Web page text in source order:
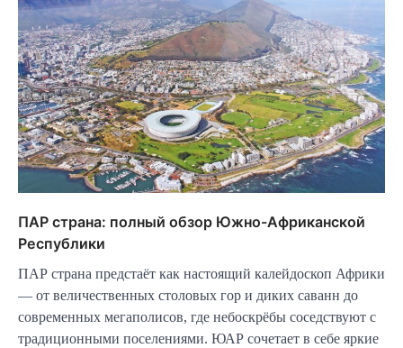
ПАР страна: полный обзор Южно-Африканской
Республики
ПАР страна предстаёт как настоящий калейдоскоп Африки
— от величественных столовых гор и диких саванн до
современных мегаполисов, где небоскрёбы соседствуют с
традиционными поселениями. ЮАР сочетает в себе яркие